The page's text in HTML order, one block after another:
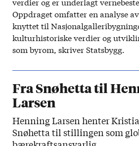
Oppdraget omfatter en analyse
knyttet til
kulturhistoriske verdier og
som byrom, skriver Statsbygg.
Fra Snøhetta til
Larsen
Henning Larsen henter
Snøhetta til stillingen som